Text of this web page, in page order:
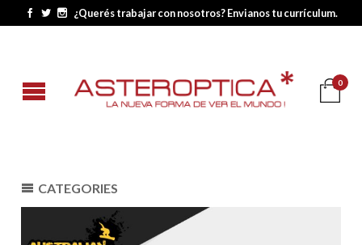
¿Querés trabajar con nosotros? Envianos tu currículum.
0
CATEGORIES